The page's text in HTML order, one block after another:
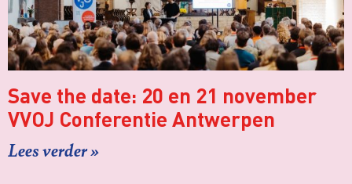
Save the date: 20 en 21 november
VVOJ Conferentie Antwerpen
Lees verder »